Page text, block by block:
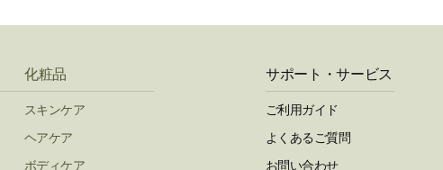
化粧品
スキンケア
ヘアケア
ボディケア
サポート・サービス
ご利用ガイド
よくあるご質問
お問い合わせ